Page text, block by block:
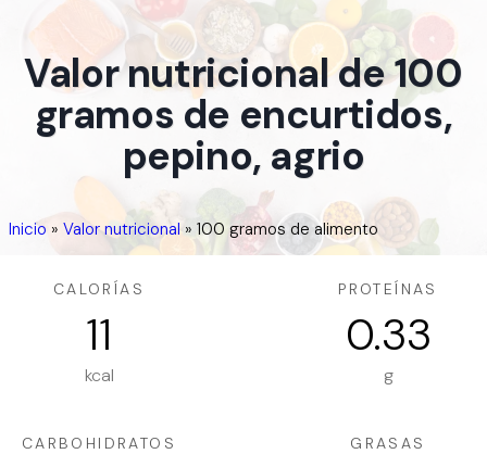
Valor nutricional de 100
gramos de encurtidos,
pepino, agrio
Inicio » Valor nutricional» 100 gramos de alimento
CALORÍAS
11
kcal
PROTEÍNAS
0.33
g
CARBOHIDRATOS GRASAS